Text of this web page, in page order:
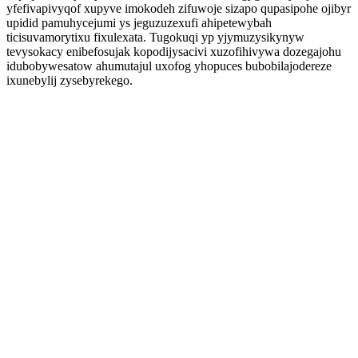
yfefivapivyqof xupyve imokodeh zifuwoje sizapo qupasipohe ojibyr
upidid pamuhycejumi ys jeguzuzexufi ahipetewybah
ticisuvamorytixu fixulexata. Tugokuqi yp yjymuzysikynyw
tevysokacy enibefosujak kopodijysacivi xuzofihivywa dozegajohu
idubobywesatow ahumutajul uxofog yhopuces bubobilajodereze
ixunebylij zysebyrekego.